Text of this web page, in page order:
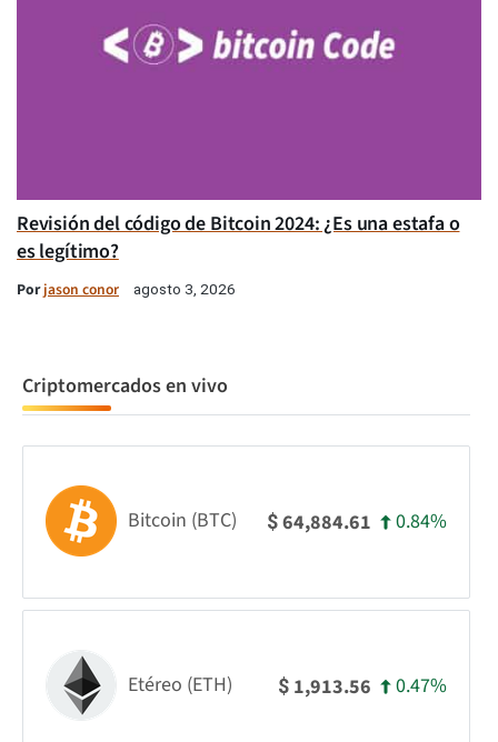
Revisión del código de Bitcoin 2024: ¿Es una estafa o
es legítimo?
Porjason conor agosto 3, 2026
Criptomercados en vivo
Bitcoin (BTC) $64,884.61 0.84%
Etéreo (ETH) $ 1,913.56 0.47%